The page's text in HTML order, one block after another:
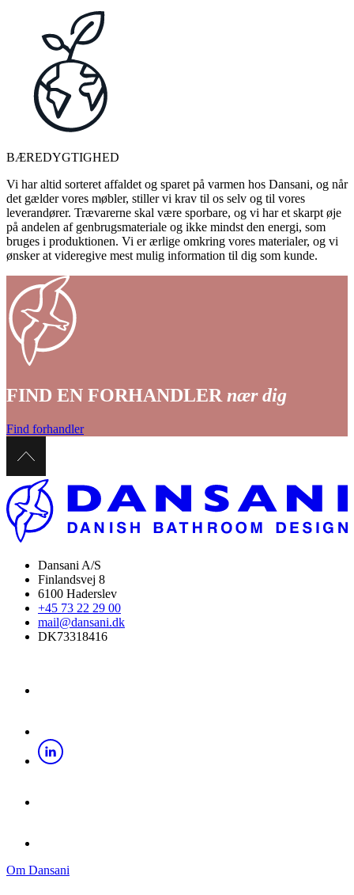
BÆREDYGTIGHED
Vi har altid sorteret affaldet og sparet på varmen hos Dansani, og når
det gælder vores møbler, stiller vi krav til os selv og til vores
leverandører. Trævarerne skal være sporbare, og vi har et skarpt øje
på andelen af genbrugsmateriale og ikke mindst den energi, som
bruges i produktionen. Vi er ærlige omkring vores materialer, og vi
ønsker at videregive mest mulig information til dig som kunde.
FIND EN FORHANDLER nær dig
Find forhandler
Dansani A/S
Finlandsvej 8
6100 Haderslev
+45 73 22 29 00
mail@dansani.dk
DK73318416
Om Dansani